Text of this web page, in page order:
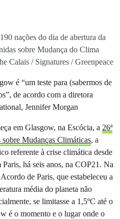
nações do dia de abertura da
sobre Mudança do Clima
Calais / Signatures / Greenpeace
é “um teste para (sabermos de
de acordo com a diretora
Jennifer Morgan
em Glasgow, na Escócia, a 26ª
Mudanças Climáticas, a
referente à crise climática desde
há seis anos, na COP21. Na
de Paris, que estabeleceu a
média do planeta não
se limitasse a 1,5ºC até o
é o momento e o lugar onde o